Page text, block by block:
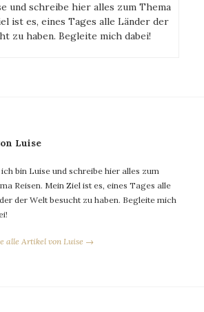
und schreibe hier alles zum Thema
ist es, eines Tages alle Länder der
zu haben. Begleite mich dabei!
Luise
ich bin Luise und schreibe hier alles zum
Reisen. Mein Ziel ist es, eines Tages alle
der Welt besucht zu haben. Begleite mich
alle Artikel von Luise →